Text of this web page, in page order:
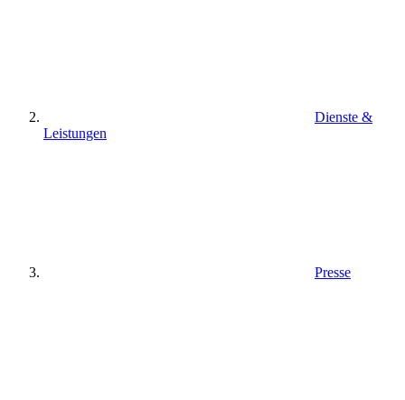
Dienste &
Leistungen
Presse